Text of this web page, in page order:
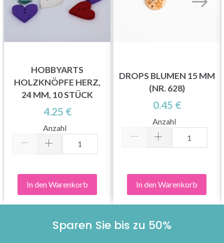
HOBBYARTS
HOLZKNÖPFE HERZ,
24 MM, 10 STÜCK
4.25 €
Anzahl
In den Warenkorb
DROPS BLUMEN 15 MM
(NR. 628)
0.45 €
Anzahl
In den Warenkorb
Sparen Sie bis zu 50%